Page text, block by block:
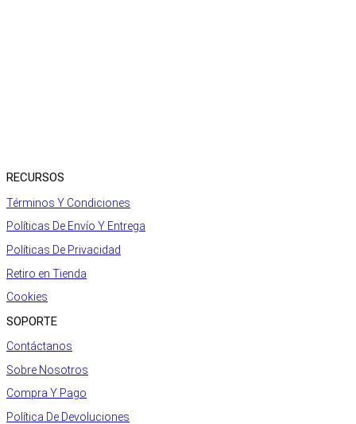
RECURSOS
Términos Y Condiciones
Políticas De Envío Y Entrega
Políticas De Privacidad
Retiro en Tienda
Cookies
SOPORTE
Contáctanos
Sobre Nosotros
Compra Y Pago
Política De Devoluciones